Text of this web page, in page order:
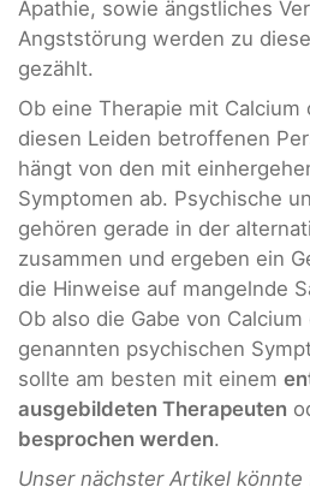
Apathie, sowie ängstliches
Angststörung werden zu
gezählt.
Ob eine Therapie mit Calcium
diesen Leiden betroffenen
hängt von den mit
Symptomen ab. Psychische
gehören gerade in der
zusammen und ergeben ein
die Hinweise auf mangelnde
Ob also die Gabe von
genannten psychischen
sollte am besten mit einem
ausgebildeten Therapeuten
besprochen werden.
Unser nächster Artikel könnte